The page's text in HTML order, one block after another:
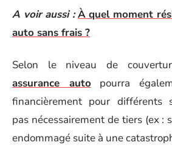
A voir aussi : À quel moment
auto sans frais ?
Selon le niveau de
assurance auto pourra
financièrement pour différents
pas nécessairement de tiers (ex :
endommagé suite à une